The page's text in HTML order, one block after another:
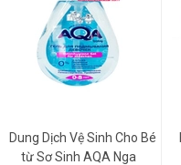
Dung Dịch Vệ Sinh Cho Bé
từ Sơ Sinh AQA Nga